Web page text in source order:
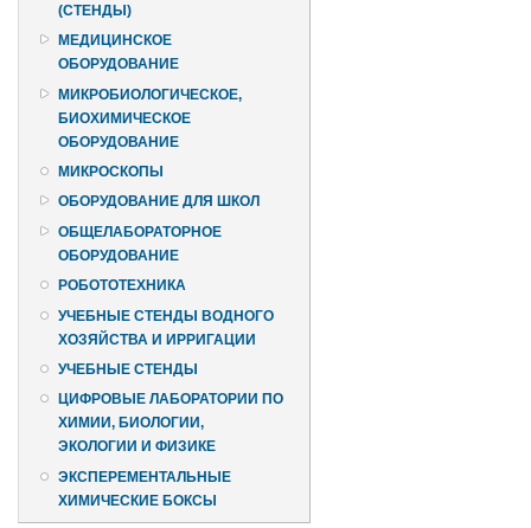
(СТЕНДЫ)
МЕДИЦИНСКОЕ
ОБОРУДОВАНИЕ
МИКРОБИОЛОГИЧЕСКОЕ,
БИОХИМИЧЕСКОЕ
ОБОРУДОВАНИЕ
МИКРОСКОПЫ
ОБОРУДОВАНИЕ ДЛЯ ШКОЛ
ОБЩЕЛАБОРАТОРНОЕ
ОБОРУДОВАНИЕ
РОБОТОТЕХНИКА
УЧЕБНЫЕ СТЕНДЫ ВОДНОГО
ХОЗЯЙСТВА И ИРРИГАЦИИ
УЧЕБНЫЕ СТЕНДЫ
ЦИФРОВЫЕ ЛАБОРАТОРИИ ПО
ХИМИИ, БИОЛОГИИ,
ЭКОЛОГИИ И ФИЗИКЕ
ЭКСПЕРЕМЕНТАЛЬНЫЕ
ХИМИЧЕСКИЕ БОКСЫ